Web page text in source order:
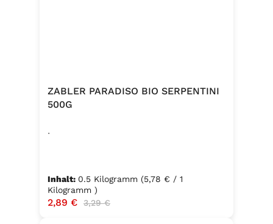
ZABLER PARADISO BIO SERPENTINI
500G
.
Inhalt: 0.5 Kilogramm (5,78 € / 1
Kilogramm )
Verkaufspreis:
2,89 € Regulärer Preis:
3,29 €